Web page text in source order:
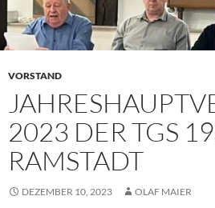
VORSTAND
2023 DER TGS
RAMSTADT
DEZEMBER 10, 2023 OLAF MAIER